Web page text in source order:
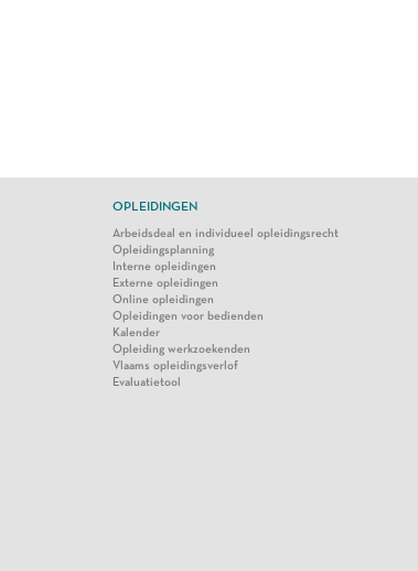
OPLEIDINGEN
Arbeidsdeal en individueel opleidingsrecht
Opleidingsplanning
Interne opleidingen
Externe opleidingen
Online opleidingen
Opleidingen voor bedienden
Kalender
Opleiding werkzoekenden
Vlaams opleidingsverlof
Evaluatietool